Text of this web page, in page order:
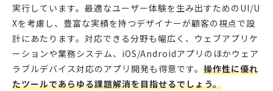
実行しています。最適なユーザー体験を生み出すためのUI/U
Xを考慮し、豊富な実績を持つデザイナーが顧客の視点で設
計にあたります。対応できる分野も幅広く、ウェブアプリケ
ーションや業務システム、iOS/Androidアプリのほかウェア
ラブルデバイス対応のアプリ開発も得意です。 操作性に優れ
たツールであらゆる課題解消を目指せるでしょう。